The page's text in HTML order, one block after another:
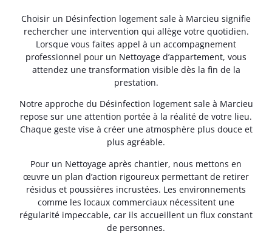
Choisir un Désinfection logement sale à Marcieu signifie
rechercher une intervention qui allège votre quotidien.
Lorsque vous faites appel à un accompagnement
professionnel pour un Nettoyage d’appartement, vous
attendez une transformation visible dès la fin de la
prestation.
Notre approche du Désinfection logement sale à Marcieu
repose sur une attention portée à la réalité de votre lieu.
Chaque geste vise à créer une atmosphère plus douce et
plus agréable.
Pour un Nettoyage après chantier, nous mettons en
œuvre un plan d’action rigoureux permettant de retirer
résidus et poussières incrustées. Les environnements
comme les locaux commerciaux nécessitent une
régularité impeccable, car ils accueillent un flux constant
de personnes.